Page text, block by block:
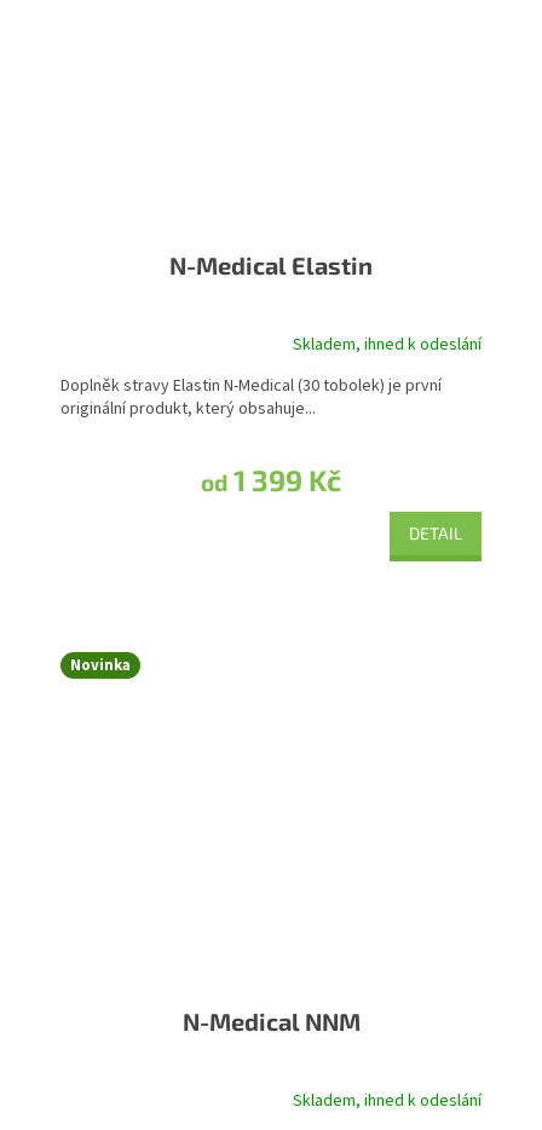
N-Medical Elastin
Skladem, ihned k odeslání
od 1 399 Kč
DETAIL
Doplněk stravy Elastin N-Medical (30 tobolek) je první
originální produkt, který obsahuje...
Novinka
N-Medical NNM
Skladem, ihned k odeslání